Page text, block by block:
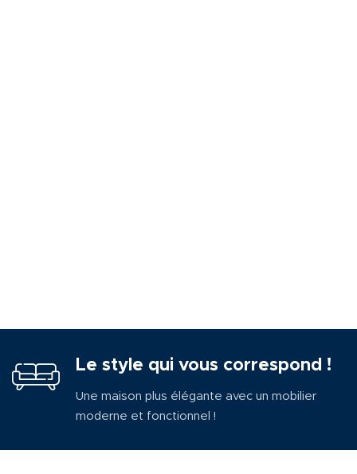
Le style qui vous correspond !
Une maison plus élégante avec un mobilier
moderne et fonctionnel !